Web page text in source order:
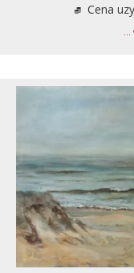
Cena
...